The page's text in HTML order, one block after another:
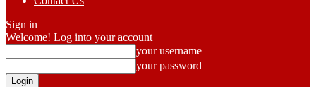
Sign in
Welcome! Log into your account
your username
your password